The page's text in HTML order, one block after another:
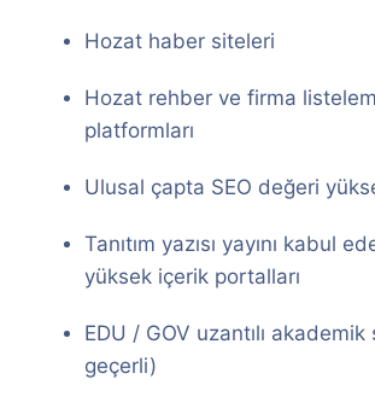
Hozat haber siteleri
Hozat rehber ve firma
platformları
Ulusal çapta SEO değeri
Tanıtım yazısı yayını kabul
yüksek içerik portalları
EDU / GOV uzantılı
geçerli)